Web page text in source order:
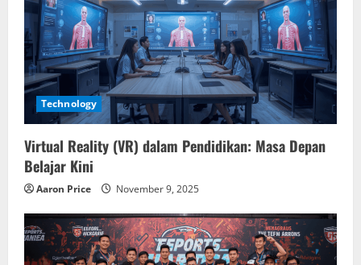
Technology
Virtual Reality (VR) dalam Pendidikan: Masa Depan
Belajar Kini
Aaron Price November 9, 2025